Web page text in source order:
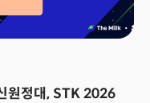
원정대, STK 2026